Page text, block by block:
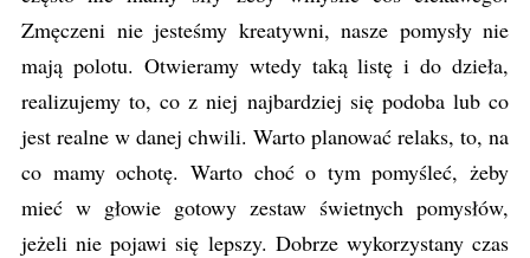
Zmęczeni nie jesteśmy kreatywni, nasze pomysły nie
mają polotu. Otwieramy wtedy taką listę i do dzieła,
realizujemy to, co z niej najbardziej się podoba lub co
jest realne w danej chwili. Warto planować relaks, to, na
co mamy ochotę. Warto choć o tym pomyśleć, żeby
mieć w głowie gotowy zestaw świetnych pomysłów,
jeżeli nie pojawi się lepszy. Dobrze wykorzystany czas